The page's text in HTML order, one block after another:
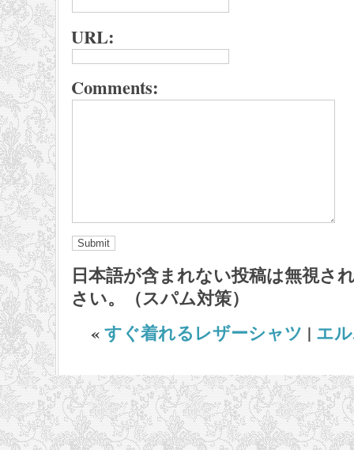
URL:
Comments:
日本語が含まれない投稿は無視さ
さい。（スパム対策）
«すぐ着れるレザーシャツ | エ